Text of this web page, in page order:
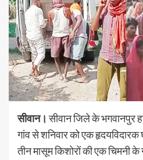
सीवान। सीवान जिले के भगवानपुर
गांव से शनिवार को एक
तीन मासूम किशोरों की एक